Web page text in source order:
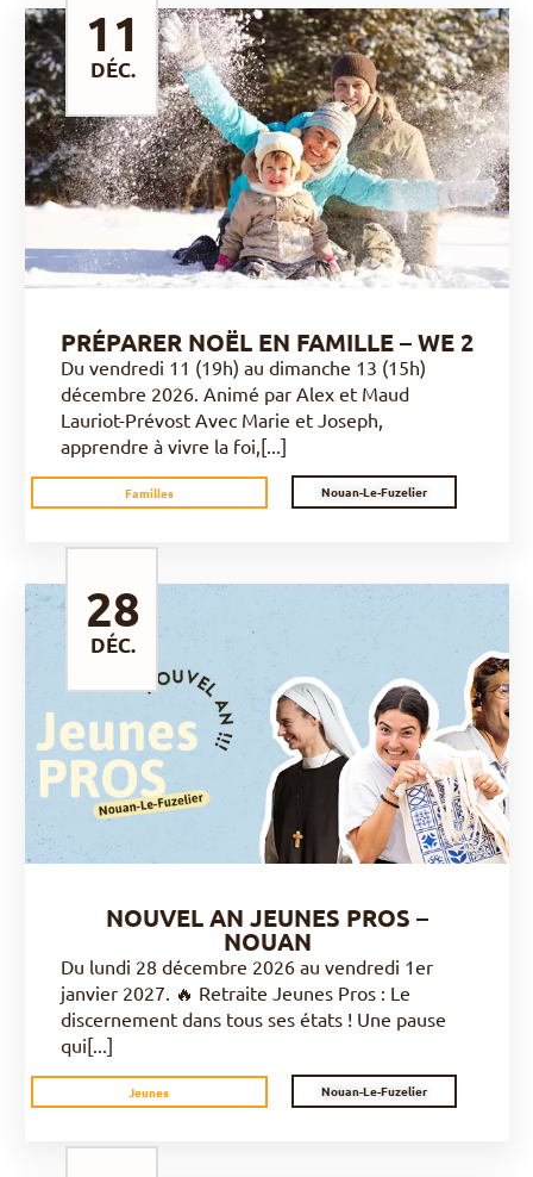
DÉC.
DÉCOUVRIR
PRÉPARER NOËL EN FAMILLE – WE 2
Du vendredi 11 (19h) au dimanche 13 (15h)
décembre 2026. Animé par Alex et Maud
Lauriot-Prévost Avec Marie et Joseph,
apprendre à vivre la foi,[...]
Familles Nouan-Le-Fuzelier
11
DÉC.
DÉCOUVRIR
NOUVEL AN JEUNES PROS –
NOUAN
Du lundi 28 décembre 2026 au vendredi 1er
janvier 2027. 🔥 Retraite Jeunes Pros : Le
discernement dans tous ses états ! Une pause
qui[...]
Jeunes Nouan-Le-Fuzelier
28